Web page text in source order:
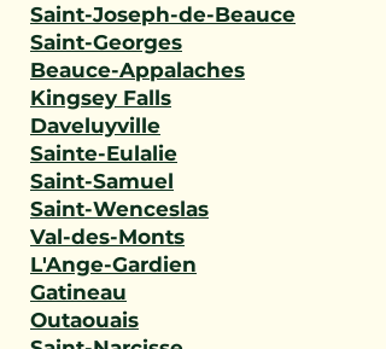
Saint-Joseph-de-Beauce
Saint-Georges
Beauce-Appalaches
Kingsey Falls
Daveluyville
Sainte-Eulalie
Saint-Samuel
Saint-Wenceslas
Val-des-Monts
L'Ange-Gardien
Gatineau
Outaouais